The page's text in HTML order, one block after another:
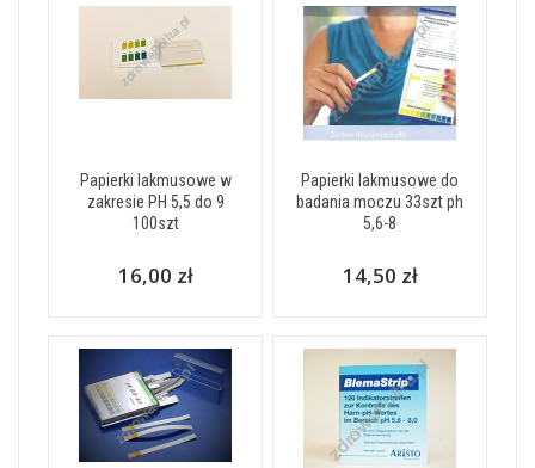
Papierki lakmusowe w
zakresie PH 5,5 do 9
100szt
16,00 zł
Papierki lakmusowe do
badania moczu 33szt ph
5,6-8
14,50 zł